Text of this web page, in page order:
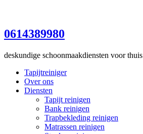
0614389980
deskundige schoonmaakdiensten voor thuis
Tapijtreiniger
Over ons
Diensten
Tapijt reinigen
Bank reinigen
Trapbekleding reinigen
Matrassen reinigen